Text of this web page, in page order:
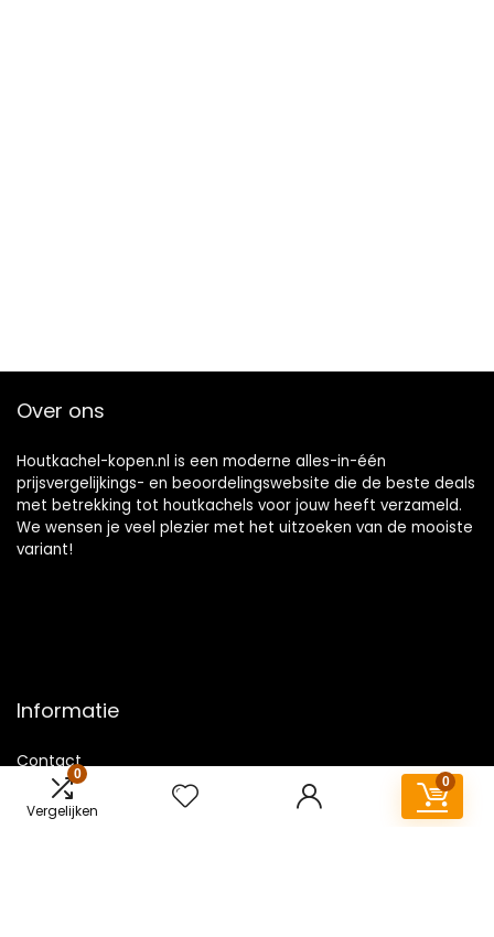
0
Vergelijken
0
Over ons
Houtkachel-kopen.nl is een moderne alles-in-één
prijsvergelijkings- en beoordelingswebsite die de beste deals
met betrekking tot houtkachels voor jouw heeft verzameld.
We wensen je veel plezier met het uitzoeken van de mooiste
variant!
Informatie
Contact
Klantenservice
Over ons